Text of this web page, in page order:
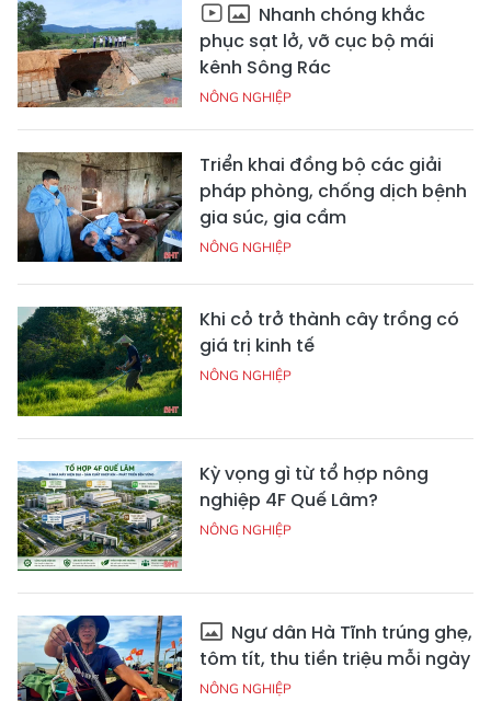
Nhanh chóng khắc
phục sạt lở, vỡ cục bộ mái
kênh Sông Rác
NÔNG NGHIỆP
Triển khai đồng bộ các giải
pháp phòng, chống dịch bệnh
gia súc, gia cầm
NÔNG NGHIỆP
Khi cỏ trở thành cây trồng có
giá trị kinh tế
NÔNG NGHIỆP
Kỳ vọng gì từ tổ hợp nông
nghiệp 4F Quế Lâm?
NÔNG NGHIỆP
Ngư dân Hà Tĩnh trúng ghẹ,
tôm tít, thu tiền triệu mỗi ngày
NÔNG NGHIỆP